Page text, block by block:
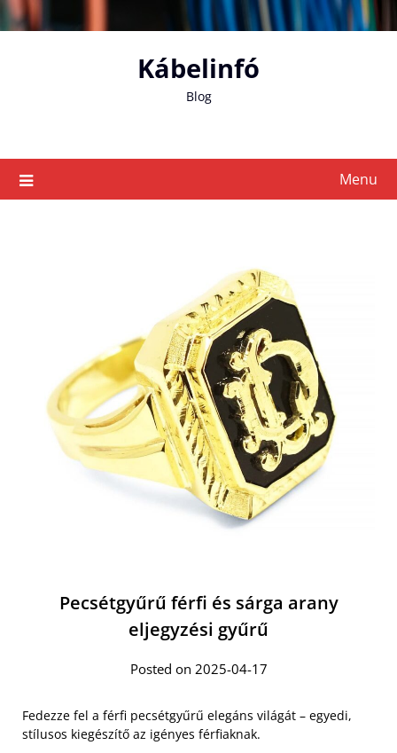
Skip
to
Kábelinfó
Blog
Menu
Pecsétgyűrű férfi és sárga arany
eljegyzési gyűrű
Posted on 2025-04-17
Fedezze fel a férfi pecsétgyűrű elegáns világát – egyedi,
stílusos kiegészítő az igényes férfiaknak.